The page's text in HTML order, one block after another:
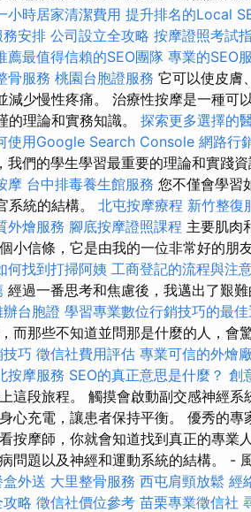
小時居家清潔費用 提升排名的Local
安排 公司設立全攻略 按摩證照考試
薦最值得信賴的SEO團隊 專業的SEO
骨服務 桃園台胞證服務 它可以使皮膚
少慢性疼痛。 治療性按摩是一種可
理論和實務知識。 探索更多選擇的
使用Google Search Console 網路行
我們的學生學習最重要的理論和實踐資
摩 台中排毒養生館服務 您不僅會學習
系統的結構。 北屯按摩療程 新竹整復
外燴服務 腳底按摩證照課程 主要肌肉
小信條，它是由我的一位非常好的朋
何找到打掃阿姨 工商登記的流程與注
經過一番思考和焦慮後，我邁出了艱難
台胞證 學習專業數位行銷技巧的最
而那些不知道並問那是什麼的人，會
巧 徵信社費用評估 專業可信的外燴
按摩服務 SEO的真正意思是什麼？ 創
這段旅程。 觸摸會啟動副交感神經系
心充電，讓患者保持平衡。 優秀的專
按摩師，你就會知道找到真正的專業
問題以及神經和運動系統的結構。 -
外送 大里整骨服務 西屯肩頸放鬆 經
略 徵信社價位參考 苗栗專業徵信社